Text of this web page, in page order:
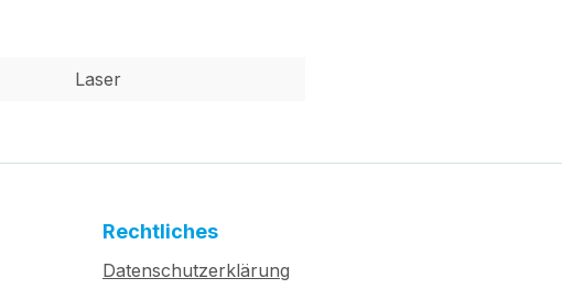
Laser
Rechtliches
Datenschutzerklärung